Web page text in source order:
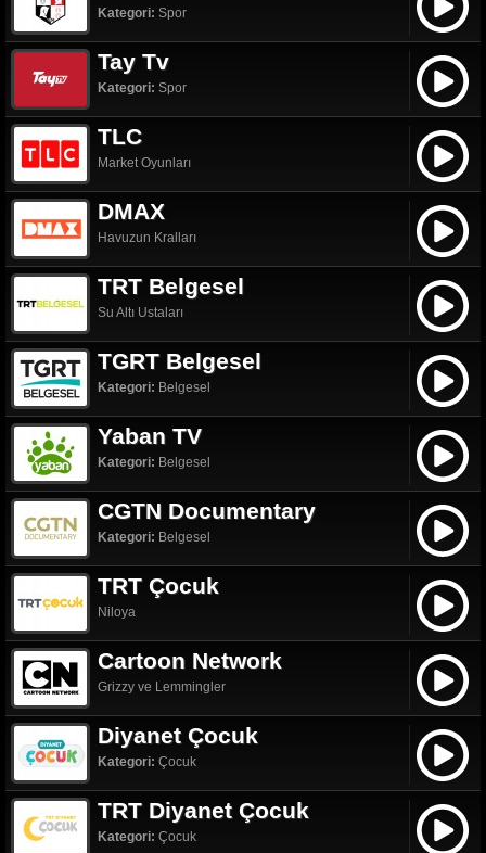
Kategori: Spor
Tay Tv
Kategori: Spor
TLC
Market Oyunları
DMAX
Havuzun Kralları
TRT Belgesel
Su Altı Ustaları
TGRT Belgesel
Kategori: Belgesel
Yaban TV
Kategori: Belgesel
CGTN Documentary
Kategori: Belgesel
TRT Çocuk
Niloya
Cartoon Network
Grizzy ve Lemmingler
Diyanet Çocuk
Kategori: Çocuk
TRT Diyanet Çocuk
Kategori: Çocuk